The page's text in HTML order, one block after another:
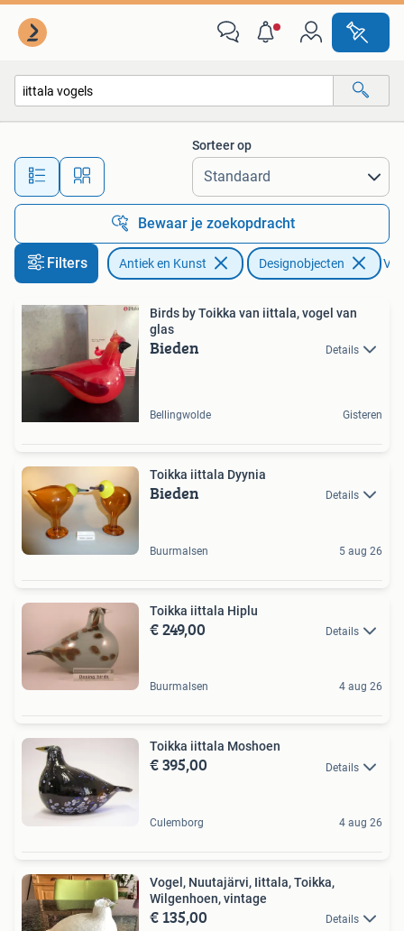
Alle afstanden…
Sorteer op
Bewaar je zoekopdracht
Filters Antiek en Kunst Designobjecten
Birds by Toikka van iittala, vogel van
glas
Bieden Details
Bellingwolde Gisteren
Toikka iittala Dyynia
Bieden Details
Buurmalsen 5 aug 26
Toikka iittala Hiplu
€ 249,00 Details
Buurmalsen 4 aug 26
Toikka iittala Moshoen
€ 395,00 Details
Culemborg 4 aug 26
Vogel, Nuutajärvi, Iittala, Toikka,
Wilgenhoen, vintage
€ 135,00 Details